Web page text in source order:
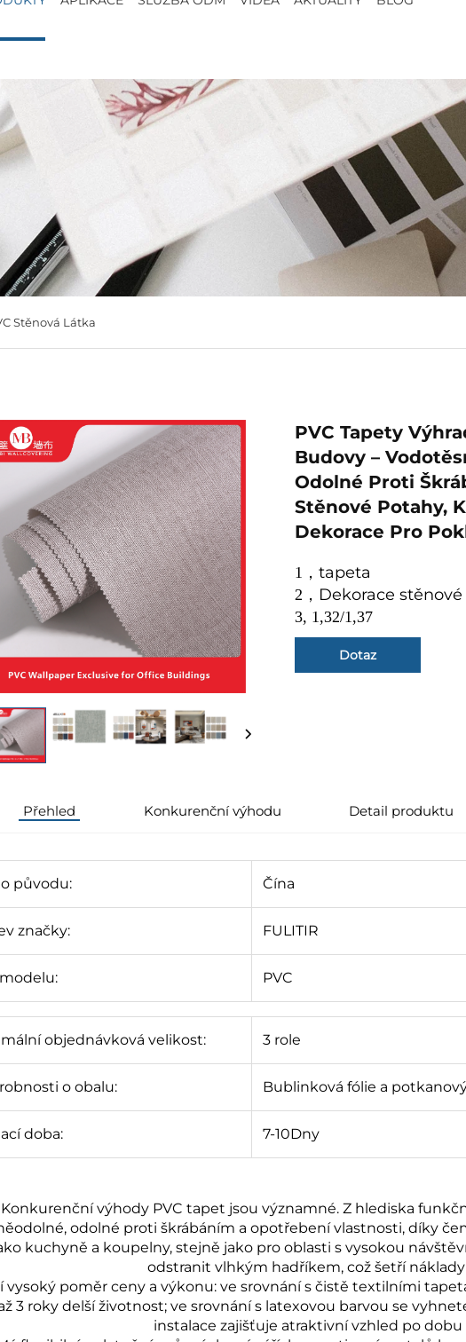
Stěnová Látka
PVC Tapety
Budovy –
Odolné Proti
Stěnové Potahy,
Dekorace Pro
1 ， tapeta
2 ， Dekorace
3, 1,32/1,37
Dotaz
Přehled Konkurenční výhodu Detail produktu
původu: Čína
značky: FULITIR
PVC
objednávková velikost: 3 role
o obalu: Bublinková fólie a
doba: 7-10Dny
Konkurenční výhody PVC tapet jsou významné. Z hlediska
odolné proti škrábáním a opotřebení vlastnosti, díky
kuchyně a koupelny, stejně jako pro oblasti s vysokou
odstranit vlhkým hadříkem, což šetří
vysoký poměr ceny a výkonu: ve srovnání s čistě textilními
3 roky delší životnost; ve srovnání s latexovou barvou se
instalace zajišťuje atraktivní vzhled po dobu